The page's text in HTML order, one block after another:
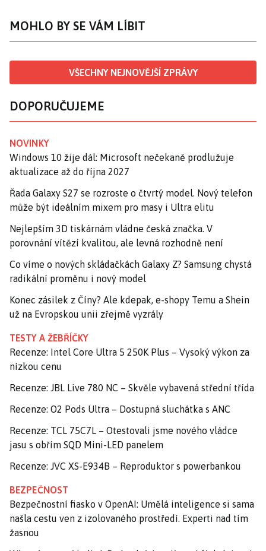
MOHLO BY SE VÁM LÍBIT
VŠECHNY NEJNOVĚJŠÍ ZPRÁVY
DOPORUČUJEME
NOVINKY
Windows 10 žije dál: Microsoft nečekaně prodlužuje
aktualizace až do října 2027
Řada Galaxy S27 se rozroste o čtvrtý model. Nový telefon
může být ideálním mixem pro masy i Ultra elitu
Nejlepším 3D tiskárnám vládne česká značka. V
porovnání vítězí kvalitou, ale levná rozhodně není
Co víme o nových skládačkách Galaxy Z? Samsung chystá
radikální proměnu i nový model
Konec zásilek z Číny? Ale kdepak, e-shopy Temu a Shein
už na Evropskou unii zřejmě vyzrály
TESTY A ŽEBŘÍČKY
Recenze: Intel Core Ultra 5 250K Plus – Vysoký výkon za
nízkou cenu
Recenze: JBL Live 780 NC – Skvěle vybavená střední třída
Recenze: O2 Pods Ultra – Dostupná sluchátka s ANC
Recenze: TCL 75C7L – Otestovali jsme nového vládce
jasu s obřím SQD Mini-LED panelem
Recenze: JVC XS-E934B – Reproduktor s powerbankou
BEZPEČNOST
Bezpečnostní fiasko v OpenAI: Umělá inteligence si sama
našla cestu ven z izolovaného prostředí. Experti nad tím
žasnou